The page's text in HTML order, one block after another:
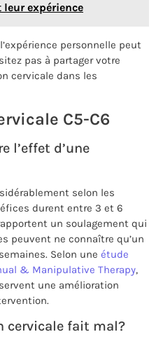
expérience
personnelle peut
pas à partager votre
cervicale dans les
C5-C6
l’effet d’une
selon les
durent entre 3 et 6
un soulagement qui
peuvent ne connaître qu’un
Selon une étude
& Manipulative Therapy,
une amélioration
cervicale fait mal?